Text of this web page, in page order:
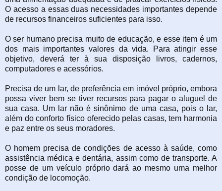
O acesso a essas duas necessidades importantes depende
de recursos financeiros suficientes para isso.
O ser humano precisa muito de educação, e esse item é um
dos mais importantes valores da vida. Para atingir esse
objetivo, deverá ter à sua disposição livros, cadernos,
computadores e acessórios.
Precisa de um lar, de preferência em imóvel próprio, embora
possa viver bem se tiver recursos para pagar o aluguel de
sua casa. Um lar não é sinônimo de uma casa, pois o lar,
além do conforto físico oferecido pelas casas, tem harmonia
e paz entre os seus moradores.
O homem precisa de condições de acesso à saúde, como
assistência médica e dentária, assim como de transporte. A
posse de um veículo próprio dará ao mesmo uma melhor
condição de locomoção.